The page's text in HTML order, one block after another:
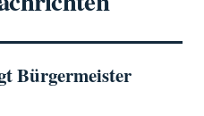
Bürgermeister